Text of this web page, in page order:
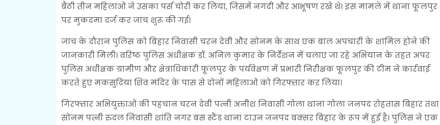
बैठी तीन महिलाओं ने उसका पर्स चोरी कर लिया, जिसमें नगदी और आभूषण रखे थे। इस मामले में थाना फूलपुर
पर मुकदमा दर्ज कर जांच शुरू की गई।
जांच के दौरान पुलिस को बिहार निवासी चरन देवी और सोनम के साथ एक बाल अपचारी के शामिल होने की
जानकारी मिली। वरिष्ठ पुलिस अधीक्षक डॉ. अनिल कुमार के निर्देशन में चलाए जा रहे अभियान के तहत अपर
पुलिस अधीक्षक ग्रामीण और क्षेत्राधिकारी फूलपुर के पर्यवेक्षण में प्रभारी निरीक्षक फूलपुर की टीम ने कार्रवाई
करते हुए मकसुदिया शिव मंदिर के पास से दोनों महिलाओं को गिरफ्तार कर लिया।
गिरफ्तार अभियुक्ताओं की पहचान चरन देवी पत्नी अनीश निवासी गोला थाना गोला जनपद रोहतास बिहार तथा
सोनम पत्नी रुदल निवासी शांति नगर बस स्टैंड थाना टाउन जनपद बक्सर बिहार के रूप में हुई है। पुलिस ने एक